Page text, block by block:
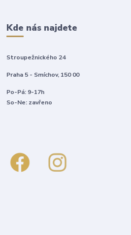
Kde nás najdete
Stroupežnického 24
Praha 5 - Smíchov, 150 00
Po-Pá: 9-17h
So-Ne: zavřeno